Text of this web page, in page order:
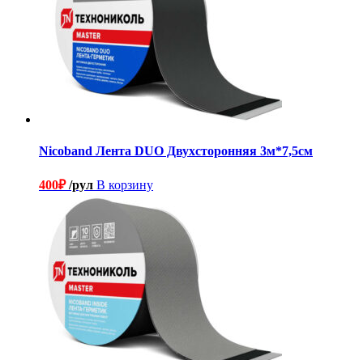
Nicoband Лента DUO Двухсторонняя 3м*7,5см
400₽/рул В корзину